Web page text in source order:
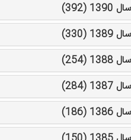
سال 1390 (392)
سال 1389 (330)
سال 1388 (254)
سال 1387 (284)
سال 1386 (186)